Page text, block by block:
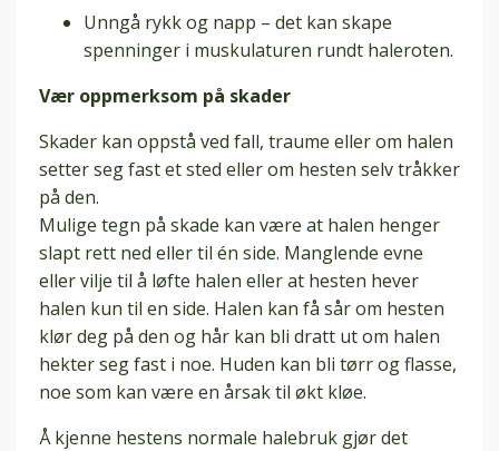
Unngå rykk og napp – det kan skape
spenninger i muskulaturen rundt haleroten.
Vær oppmerksom på skader
Skader kan oppstå ved fall, traume eller om halen
setter seg fast et sted eller om hesten selv tråkker
på den.
Mulige tegn på skade kan være at halen henger
slapt rett ned eller til én side. Manglende evne
eller vilje til å løfte halen eller at hesten hever
halen kun til en side. Halen kan få sår om hesten
klør deg på den og hår kan bli dratt ut om halen
hekter seg fast i noe. Huden kan bli tørr og flasse,
noe som kan være en årsak til økt kløe.
Å kjenne hestens normale halebruk gjør det